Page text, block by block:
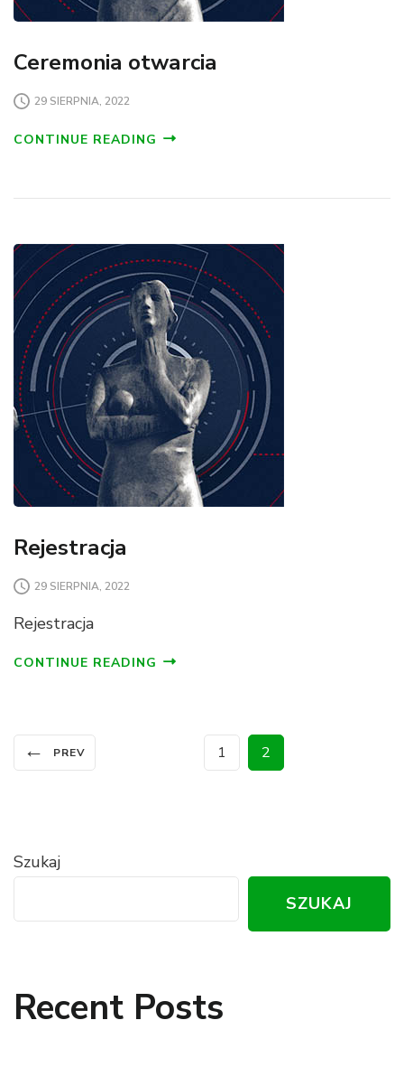
Ceremonia otwarcia
29 SIERPNIA, 2022
CONTINUE READING
Rejestracja
29 SIERPNIA, 2022
Rejestracja
CONTINUE READING
Stronicowanie
← PREV Page
1 Page
2
Szukaj
SZUKAJ
Recent Posts